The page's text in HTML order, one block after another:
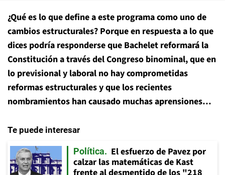
¿Qué es lo que define a este programa como uno de
cambios estructurales? Porque en respuesta a lo que
dices podría responderse que Bachelet reformará la
Constitución a través del Congreso binominal, que en
lo previsional y laboral no hay comprometidas
reformas estructurales y que los recientes
nombramientos han causado muchas aprensiones…
Te puede interesar
Política
El esfuerzo de Pavez por
calzar las matemáticas de Kast